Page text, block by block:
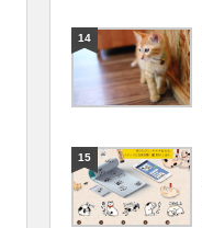
14
15